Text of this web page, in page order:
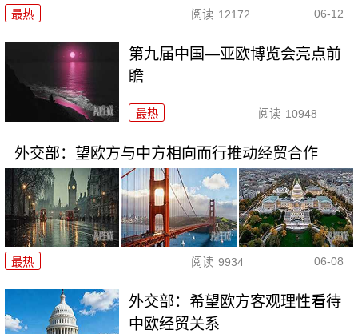
最热 阅读 12172 06-12
第九届中国—亚欧博览会亮点前
瞻
最热 阅读 10948
外交部：望欧方与中方相向而行推动经贸合作
最热 阅读 9934 06-08
外交部：希望欧方客观理性看待
中欧经贸关系